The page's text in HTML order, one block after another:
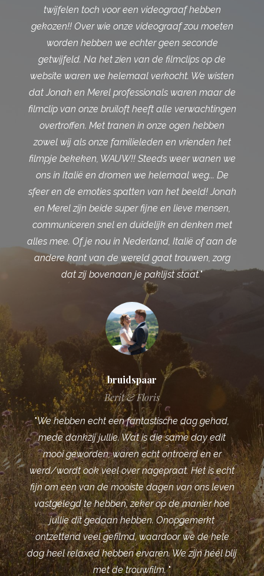
twijfelen toch voor een videograaf hebben
gekozen!! Over wie onze videograaf zou moeten
worden hebben we echter geen seconde
getwijfeld. Na het zien van de filmclips op de
website waren we helemaal verkocht. We wisten
dat Jonah en Merel professionals waren maar de
filmclip van onze bruiloft heeft alle verwachtingen
overtroffen. Met tranen in onze ogen hebben
zowel wij als onze familieleden en vrienden het
filmpje bekeken, WAUW!! Steeds weer wanen we
ons in Italië en dromen we helemaal weg... De
sfeer en de emoties spatten van het beeld! Jonah
en Merel zijn beide super fijne en lieve mensen,
communiceren snel en duidelijk en denken met
alles mee. Of je nou in Nederland, Italië of aan de
andere kant van de wereld gaat trouwen, zorg
dat zij bovenaan je paklijst staat."
bruidspaar
Berit & Floris
"We hebben echt een fantastische dag gehad,
mede dankzij jullie. Wat is die same day edit
mooi geworden, waren echt ontroerd en er
werd/wordt ook veel over nagepraat. Het is echt
fijn om een van de mooiste dagen van ons leven
vastgelegd te hebben, zeker op de manier hoe
jullie dit gedaan hebben. Onopgemerkt
ontzettend veel gefilmd, waardoor we de hele
dag heel relaxed hebben ervaren. We zijn héél blij
met de trouwfilm."